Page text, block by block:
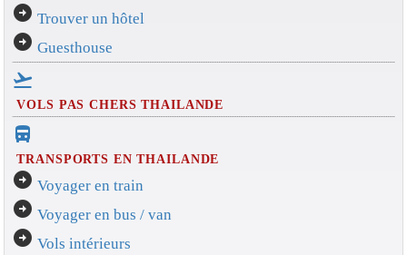
arrow_circle_right Trouver un hôtel
arrow_circle_right Guesthouse
flight_takeoff
VOLS PAS CHERS THAILANDE
directions_bus_filled
TRANSPORTS EN THAILANDE
arrow_circle_right Voyager en train
arrow_circle_right Voyager en bus / van
arrow_circle_right Vols intérieurs